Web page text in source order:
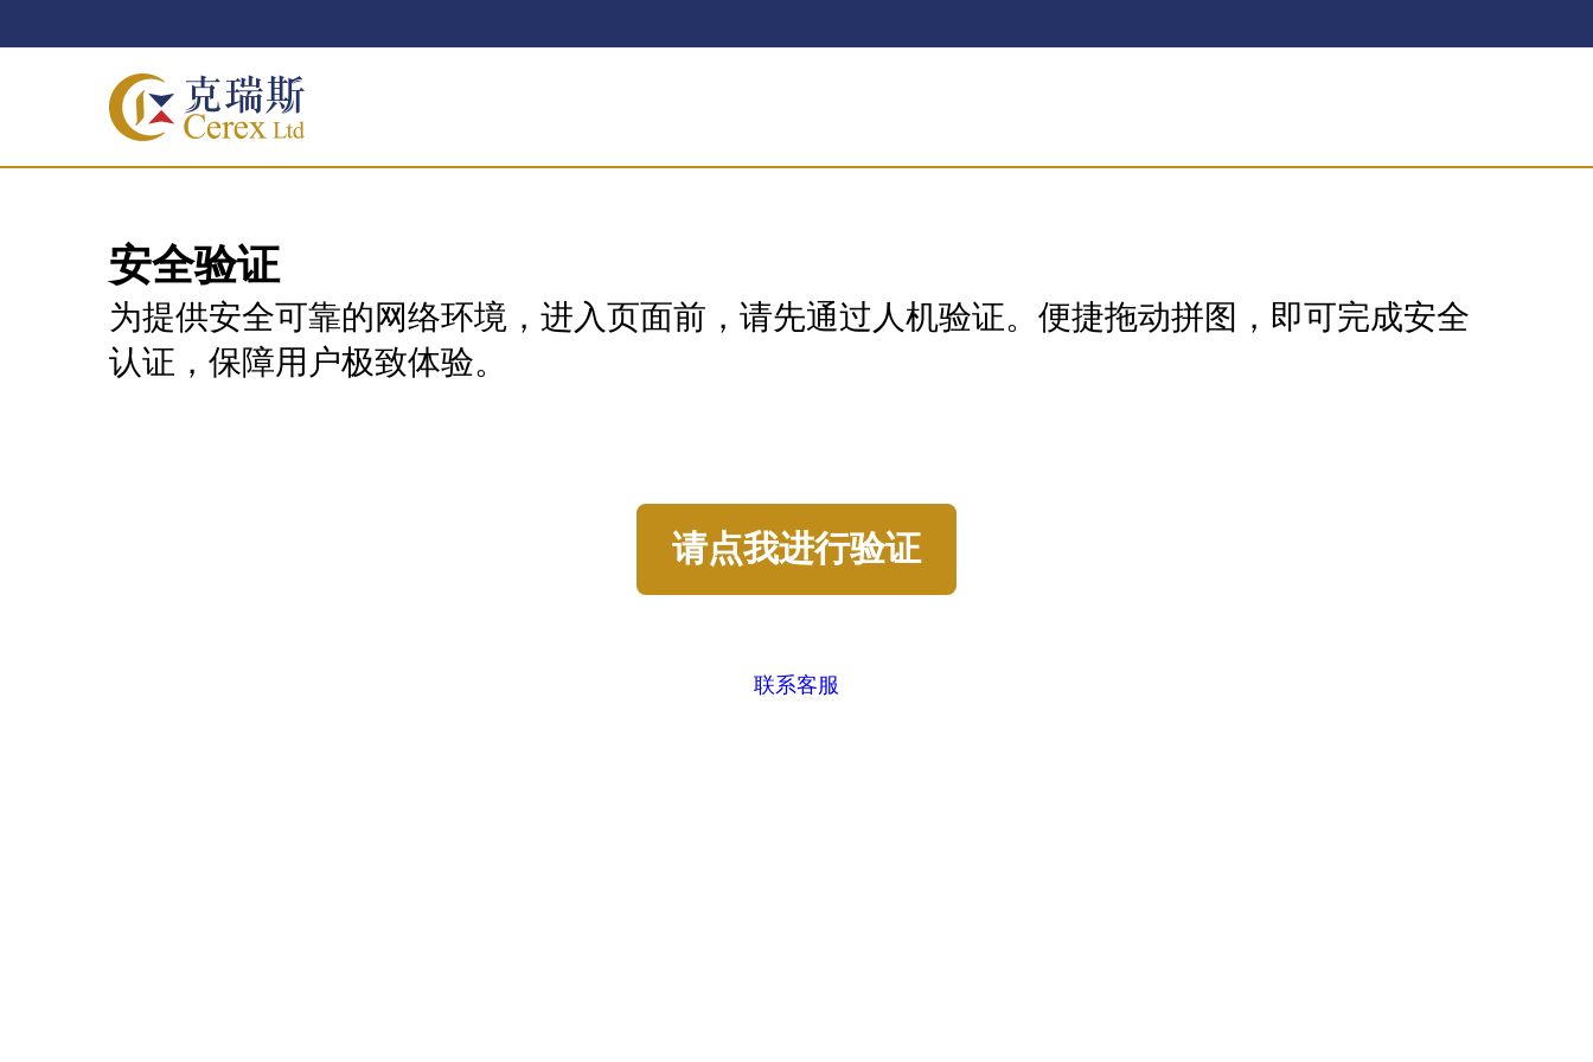
安全验证
为提供安全可靠的网络环境，进入页面前，请先通过人机验证。便捷拖动拼图，即可完成安全
认证，保障用户极致体验。
请点我进行验证
联系客服